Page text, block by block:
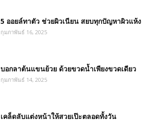
5 ออยล์ทาตัว ช่วยผิวเนียน สยบทุกปัญหาผิวแห้ง
กุมภาพันธ์ 16, 2025
บอกลาต้นแขนย้วย ด้วยขวดน้ำเพียงขวดเดียว
กุมภาพันธ์ 14, 2025
เคล็ดลับแต่งหน้าให้สวยเป๊ะตลอดทั้งวัน